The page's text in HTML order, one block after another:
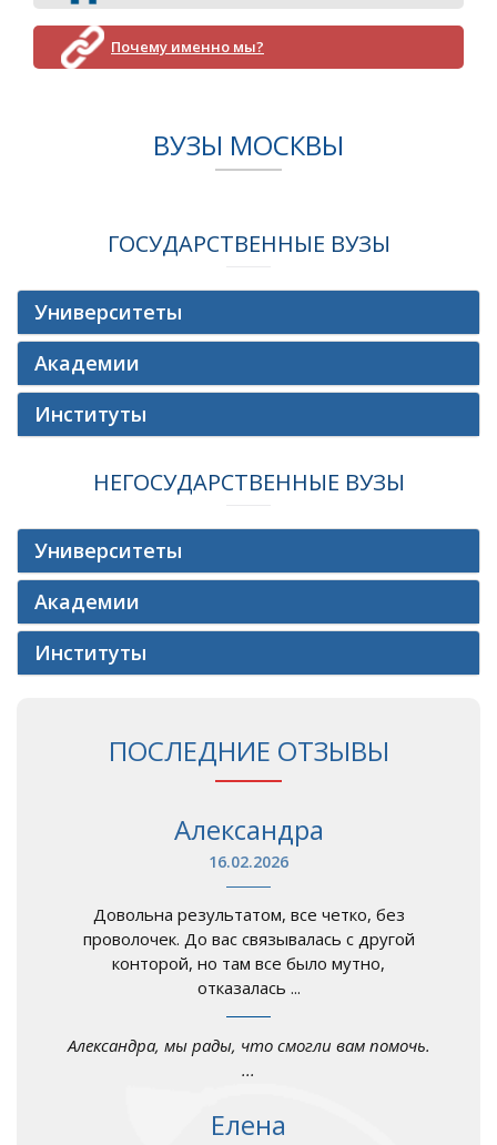
Почему именно мы?
ВУЗЫ МОСКВЫ
ГОСУДАРСТВЕННЫЕ ВУЗЫ
Университеты
Академии
Институты
НЕГОСУДАРСТВЕННЫЕ ВУЗЫ
Университеты
Академии
Институты
ПОСЛЕДНИЕ ОТЗЫВЫ
Александра
16.02.2026
Довольна результатом, все четко, без
проволочек. До вас связывалась с другой
конторой, но там все было мутно,
отказалась ...
Александра, мы рады, что смогли вам помочь.
...
Елена